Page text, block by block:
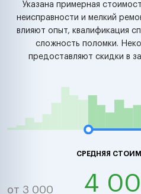
Указана примерная
неисправности и мелкий
влияют опыт, квалификация
сложность поломки.
предоставляют скидки в
СРЕДНЯЯ
от 3 000 4